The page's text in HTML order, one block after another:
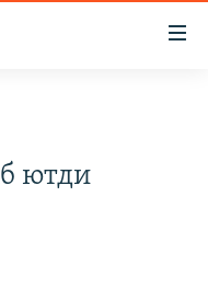
ютди